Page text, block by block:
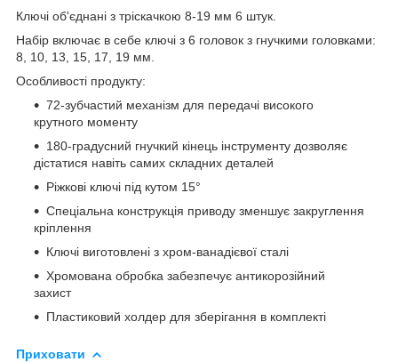
Ключі об'єднані з тріскачкою 8-19 мм 6 штук.
Набір включає в себе ключі з 6 головок з гнучкими головками:
8, 10, 13, 15, 17, 19 мм.
Особливості продукту:
72-зубчастий механізм для передачі високого
крутного моменту
180-градусний гнучкий кінець інструменту дозволяє
дістатися навіть самих складних деталей
Ріжкові ключі під кутом 15°
Спеціальна конструкція приводу зменшує закруглення
кріплення
Ключі виготовлені з хром-ванадієвої сталі
Хромована обробка забезпечує антикорозійний
захист
Пластиковий холдер для зберігання в комплекті
Приховати